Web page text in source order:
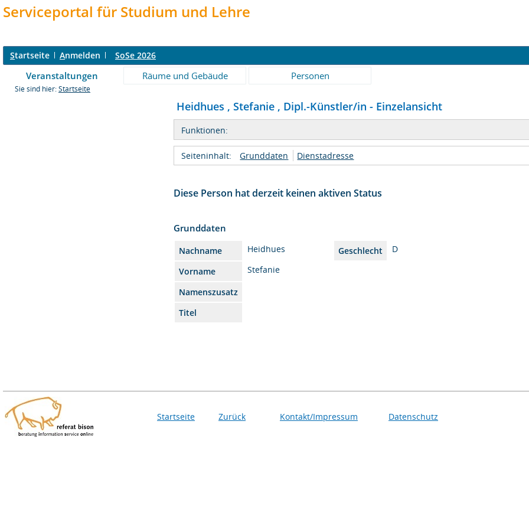
Serviceportal für Studium und Lehre
Startseite Anmelden SoSe 2026
Veranstaltungen Räume und Gebäude Personen
Sie sind hier: Startseite
Heidhues , Stefanie , Dipl.-Künstler/in - Einzelansicht
Funktionen:
Seiteninhalt: Grunddaten Dienstadresse
Diese Person hat derzeit keinen aktiven Status
Grunddaten
Nachname Heidhues Geschlecht
D
Vorname
Stefanie
Namenszusatz
Titel
Startseite Zurück Kontakt/Impressum Datenschutz